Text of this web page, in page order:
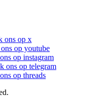
ons op x
op youtube
op instagram
ons op telegram
op threads